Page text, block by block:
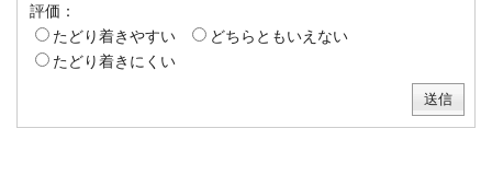
評価：
たどり着きやすい
どちらともいえない
たどり着きにくい